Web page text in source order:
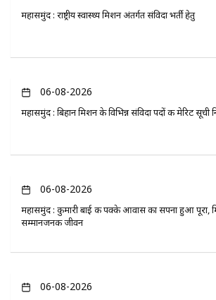
महासमुंद : राष्ट्रीय स्वास्थ्य मिशन अंतर्गत संविदा भर्ती हेतु
06-08-2026
महासमुंद : बिहान मिशन के विभिन्न संविदा पदों की मेरिट सूची
06-08-2026
महासमुंद : कुमारी बाई की पक्के आवास का सपना हुआ पूरा,
सम्मानजनक जीवन
06-08-2026